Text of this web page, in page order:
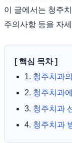
이 글에서는 청주
주의사항 등을 자
[ 핵심 목차 ]
1. 청주치과
2. 청주치과
3. 청주치과
4. 청주치과